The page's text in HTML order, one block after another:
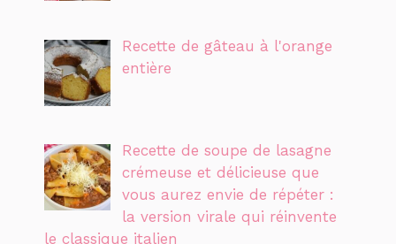
Recette de gâteau à l'orange
entière
Recette de soupe de lasagne
crémeuse et délicieuse que
vous aurez envie de répéter :
la version virale qui réinvente
le classique italien